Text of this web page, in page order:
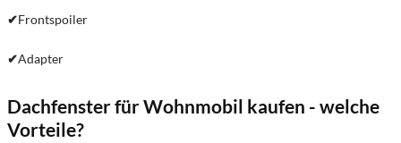
✔Frontspoiler
✔Adapter
Dachfenster für Wohnmobil kaufen - welche
Vorteile?